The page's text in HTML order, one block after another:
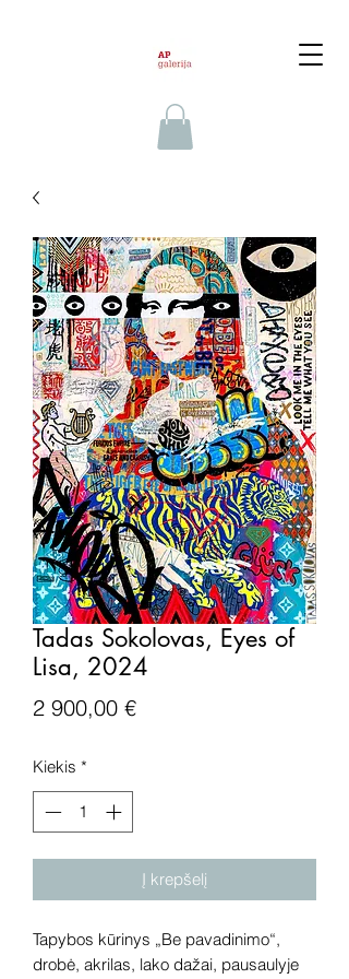
Tadas Sokolovas, Eyes of
Lisa, 2024
2 900,00 €Price
Kiekis *
Į krepšelį
Tapybos kūrinys „Be pavadinimo“,
drobė, akrilas, lako dažai, pausaulyje